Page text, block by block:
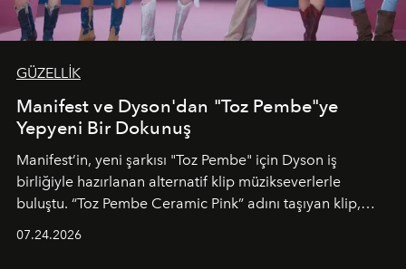
GÜZELLİK
Manifest ve Dyson'dan "Toz Pembe"ye
Yepyeni Bir Dokunuş
Manifest’in, yeni şarkısı "Toz Pembe" için Dyson iş
birliğiyle hazırlanan alternatif klip müzikseverlerle
buluştu. “Toz Pembe Ceramic Pink” adını taşıyan klip,
07.24.2026